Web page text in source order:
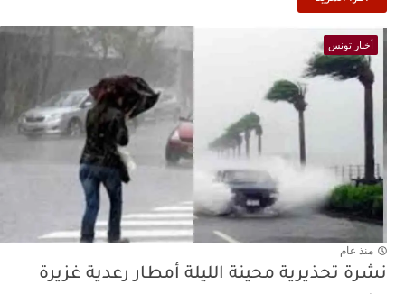
أخبار تونس
منذ عام
نشرة تحذيرية محينة الليلة أمطار رعدية غزيرة